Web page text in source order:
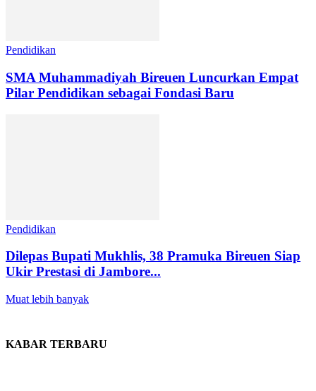
Pendidikan
SMA Muhammadiyah Bireuen Luncurkan Empat
Pilar Pendidikan sebagai Fondasi Baru
Pendidikan
Dilepas Bupati Mukhlis, 38 Pramuka Bireuen Siap
Ukir Prestasi di Jambore...
Muat lebih banyak
KABAR TERBARU